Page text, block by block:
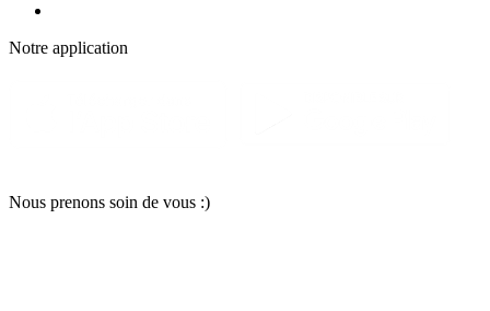
Notre application
Nous prenons soin de vous :)